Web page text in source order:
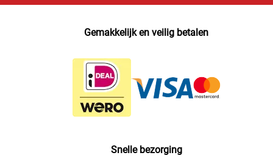
Gemakkelijk en veilig betalen
Snelle bezorging